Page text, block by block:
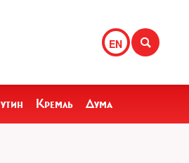
EN
Кремль Дума